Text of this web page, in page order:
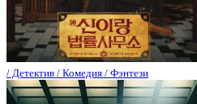
/ Детектив / Комедия / Фэнтези